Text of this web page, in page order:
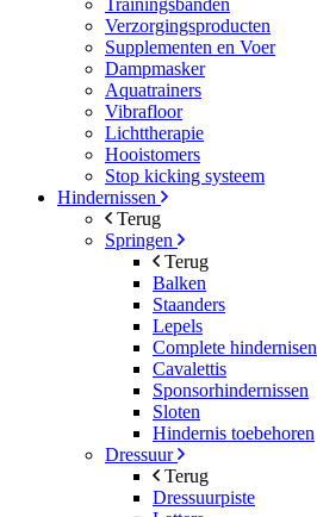
Trainingsbanden
Verzorgingsproducten
Supplementen en Voer
Dampmasker
Aquatrainers
Vibrafloor
Lichttherapie
Hooistomers
Stop kicking systeem
Hindernissen
Terug
Springen
Terug
Balken
Staanders
Lepels
Complete hindernisen
Cavalettis
Sponsorhindernissen
Sloten
Hindernis toebehoren
Dressuur
Terug
Dressuurpiste